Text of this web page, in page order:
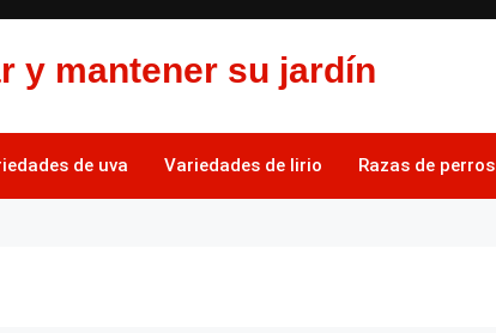
y mantener su jardín
de uva Variedades de lirio Razas de perros